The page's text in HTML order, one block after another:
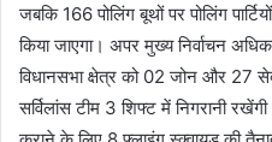
जबकि 166 पोलिंग बूथों पर पोलिंग
किया जाएगा। अपर मुख्य निर्वाचन
विधानसभा क्षेत्र को 02 जोन और 27
सर्विलांस टीम 3 शिफ्ट में निगरानी